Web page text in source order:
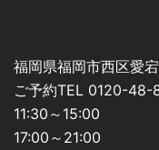
福岡県福岡市西区愛
ご予約TEL 0120-48-
11:30～15:00
17:00～21:00